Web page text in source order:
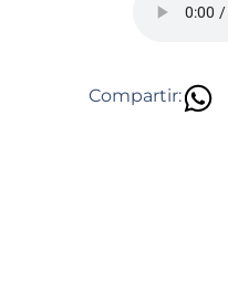
Compartir: